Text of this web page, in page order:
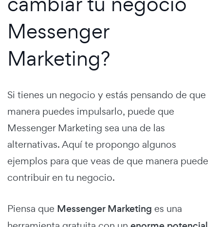
Messenger
Marketing?
Si tienes un negocio y estás pensando de que
manera puedes impulsarlo, puede que
Messenger Marketing sea una de las
alternativas. Aquí te propongo algunos
ejemplos para que veas de que manera puede
contribuir en tu negocio.
Piensa que Messenger Marketing es una